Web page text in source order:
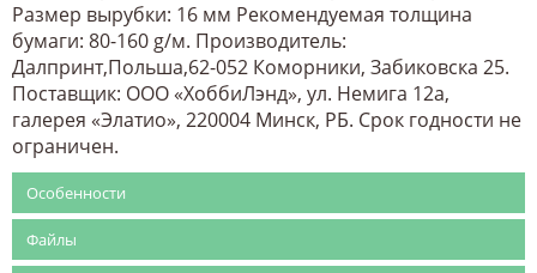
Размер вырубки: 16 мм Рекомендуемая толщина
бумаги: 80-160 g/м. Производитель:
Далпринт,Польша,62-052 Коморники, Забиковска 25.
Поставщик: ООО «ХоббиЛэнд», ул. Немига 12а,
галерея «Элатио», 220004 Минск, РБ. Срок годности не
ограничен.
Особенности
Файлы